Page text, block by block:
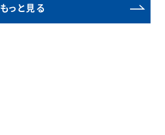
もっと見る